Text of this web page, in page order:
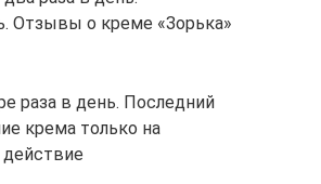
Отзывы о креме «Зорька»
раза в день. Последний
крема только на